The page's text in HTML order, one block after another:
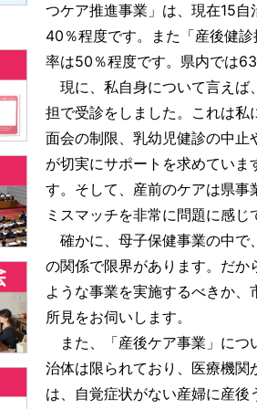
つケア推進事業」は、現在15
40％程度です。また「産後健
率は50％程度です。県内では
現に、私自身について言えば
担で受診をしました。これは
面会の制限、乳幼児健診の中
が切実にサポートを求めてい
す。そして、産前のケアは県
ミスマッチを非常に問題に感じ
確かに、母子保健事業の中で
の関係で限界があります。だ
ような事業を実施するべきか
所見をお伺いします。
また、「産後ケア事業」につ
治体は限られており、医療機関
は、自覚症状がない産婦に産